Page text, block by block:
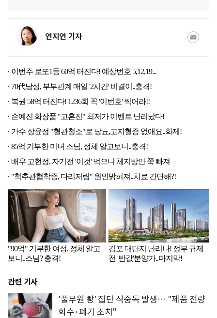
연지연 기자
관련 기사
'풀무원 빵' 집단 식중독 발생… "제품 전량
회수·폐기 조치"